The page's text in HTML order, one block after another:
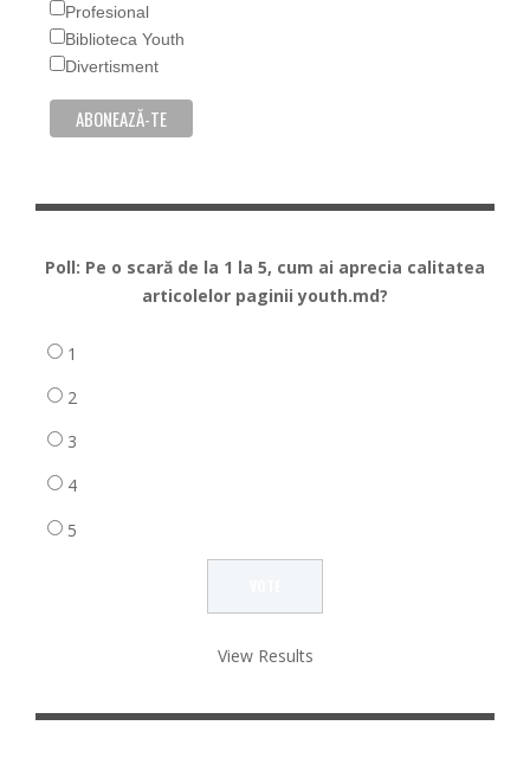
Profesional
Biblioteca Youth
Divertisment
Poll: Pe o scară de la 1 la 5, cum ai aprecia calitatea
articolelor paginii youth.md?
1
2
3
4
5
View Results